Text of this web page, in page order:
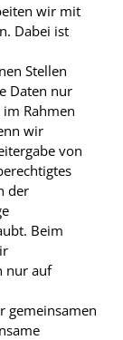
wir mit
Dabei ist
Stellen
Daten nur
Rahmen
wir
von
der
Beim
nur auf
gemeinsamen